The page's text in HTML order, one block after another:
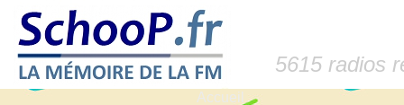
5615 radios
Accueil